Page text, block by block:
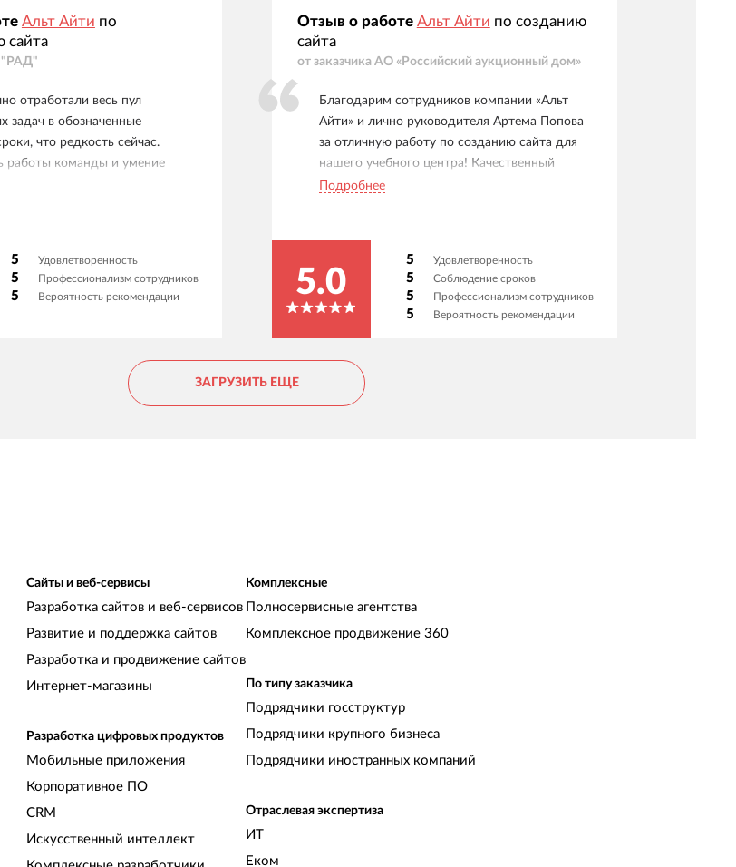
Альт Айти по
сайта
отработали весь пул
задач в обозначенные
что редкость сейчас.
работы команды и умение
под требования и ценности
5 Удовлетворенность
5 Профессионализм сотрудников
5 Вероятность рекомендации
Отзыв о работе Альт Айти по созданию
сайта
от заказчика АО «Российский аукционный дом»
Благодарим сотрудников компании «Альт
Айти» и лично руководителя Артема Попова
за отличную работу по созданию сайта для
нашего учебного центра! Качественный
подход к задачам, оперативное решение всех
Артема всем, кто заинтересован в создании
сайта? Однозначно, да! Видим ли мы
продолжение нашего сотрудничества над
Подробнее
5.0
5 Удовлетворенность
5 Соблюдение сроков
5 Профессионализм сотрудников
5 Вероятность рекомендации
ЗАГРУЗИТЬ ЕЩЕ
Сайты и веб-сервисы
Разработка сайтов и веб-сервисов
Развитие и поддержка сайтов
Разработка и продвижение сайтов
Интернет-магазины
Разработка цифровых продуктов
Мобильные приложения
Корпоративное ПО
CRM
Искусственный интеллект
Комплексные
Полносервисные агентства
Комплексное продвижение 360
По типу заказчика
Подрядчики госструктур
Подрядчики крупного бизнеса
Подрядчики иностранных компаний
Отраслевая экспертиза
ИТ
Еком